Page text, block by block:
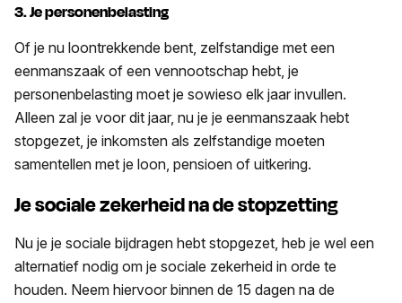
3. Je personenbelasting
Of je nu loontrekkende bent, zelfstandige met een
eenmanszaak of een vennootschap hebt, je
personenbelasting moet je sowieso elk jaar invullen.
Alleen zal je voor dit jaar, nu je je eenmanszaak hebt
stopgezet, je inkomsten als zelfstandige moeten
samentellen met je loon, pensioen of uitkering.
Je sociale zekerheid na de stopzetting
Nu je je sociale bijdragen hebt stopgezet, heb je wel een
alternatief nodig om je sociale zekerheid in orde te
houden. Neem hiervoor binnen de 15 dagen na de